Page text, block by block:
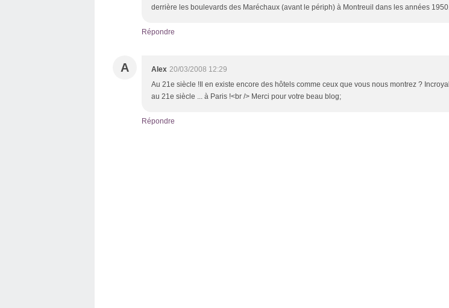
derrière les boulevards des Maréchaux (avant le périph) à Montreuil dans les années
Répondre
A Alex 20/03/2008 12:29
Au 21e siècle !Il en existe encore des hôtels comme ceux que vous nous montrez ?
au 21e siècle ... à Paris !<br /> Merci pour votre beau blog;
Répondre